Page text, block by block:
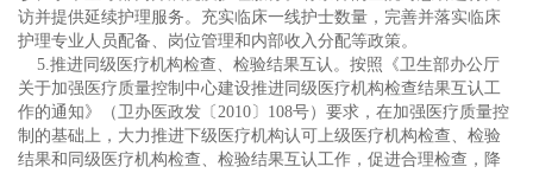
访并提供延续护理服务。充实临床一线护士数量，完善并落实临床
护理专业人员配备、岗位管理和内部收入分配等政策。
5.推进同级医疗机构检查、检验结果互认。按照《卫生部办公厅
关于加强医疗质量控制中心建设推进同级医疗机构检查结果互认工
作的通知》（卫办医政发〔2010〕108号）要求，在加强医疗质量控
制的基础上，大力推进下级医疗机构认可上级医疗机构检查、检验
结果和同级医疗机构检查、检验结果互认工作，促进合理检查，降